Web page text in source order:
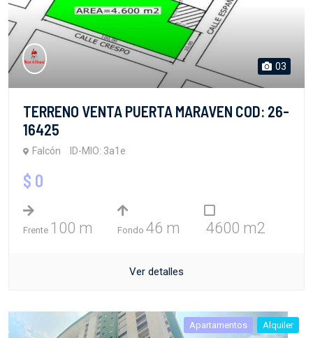
03
TERRENO VENTA PUERTA MARAVEN COD: 26-
16425
Falcón ID-MIO: 3a1e
$ 0
Frente 100 m Fondo 46 m 4600 m2
Ver detalles
Apartamentos Alquiler